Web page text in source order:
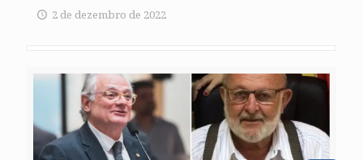
2 de dezembro de 2022